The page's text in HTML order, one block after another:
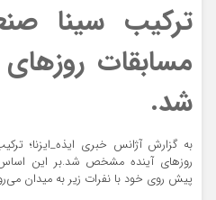
ترکیب سینا
مسابقات
شد.
به گزارش آژانس خبری ایذه_ایزنا؛
روزهای آینده مشخص شد.بر این
پیش روی خود با نفرات زیر به میدان